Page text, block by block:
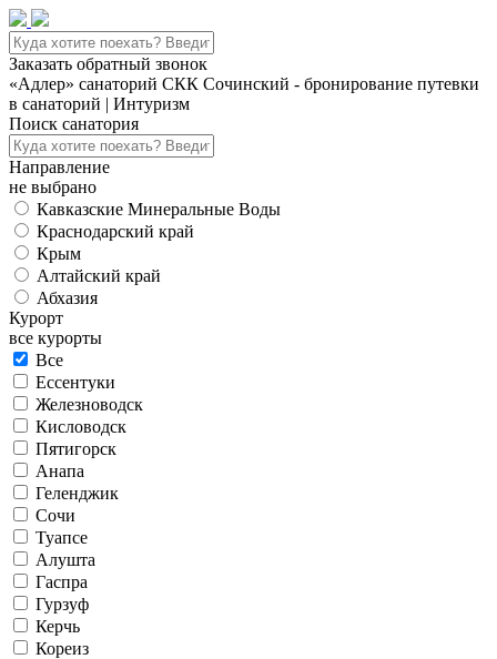
Заказать обратный звонок
«Адлер» санаторий СКК Сочинский - бронирование путевки
в санаторий | Интуризм
Поиск санатория
Направление
не выбрано
Кавказские Минеральные Воды
Краснодарский край
Крым
Алтайский край
Абхазия
Курорт
все курорты
Все
Ессентуки
Железноводск
Кисловодск
Пятигорск
Анапа
Геленджик
Сочи
Туапсе
Алушта
Гаспра
Гурзуф
Керчь
Кореиз